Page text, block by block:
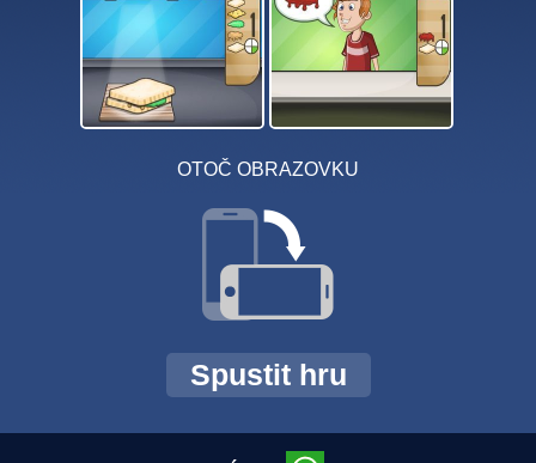
OTOČ OBRAZOVKU
Spustit hru